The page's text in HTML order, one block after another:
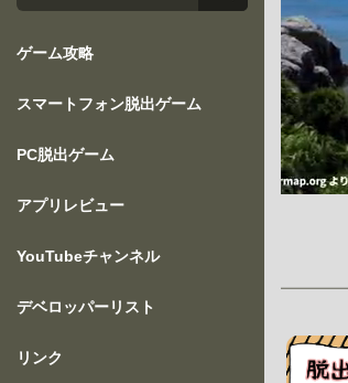
ゲーム攻略
スマートフォン脱出ゲーム
PC脱出ゲーム
アプリレビュー
YouTubeチャンネル
デベロッパーリスト
リンク